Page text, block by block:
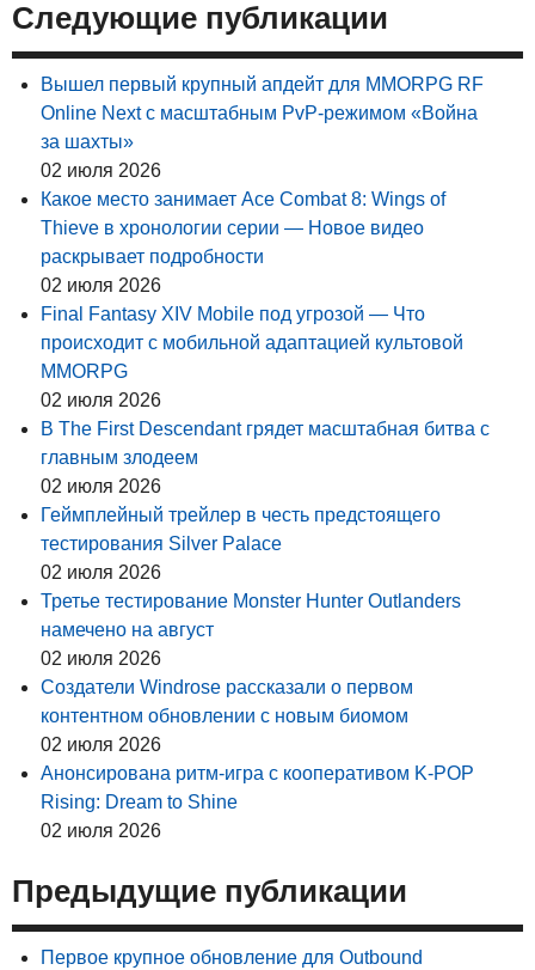
Следующие публикации
Вышел первый крупный апдейт для MMORPG RF
Online Next с масштабным PvP-режимом «Война
за шахты»
02 июля 2026
Какое место занимает Ace Combat 8: Wings of
Thieve в хронологии серии — Новое видео
раскрывает подробности
02 июля 2026
Final Fantasy XIV Mobile под угрозой — Что
происходит с мобильной адаптацией культовой
MMORPG
02 июля 2026
В The First Descendant грядет масштабная битва с
главным злодеем
02 июля 2026
Геймплейный трейлер в честь предстоящего
тестирования Silver Palace
02 июля 2026
Третье тестирование Monster Hunter Outlanders
намечено на август
02 июля 2026
Создатели Windrose рассказали о первом
контентном обновлении с новым биомом
02 июля 2026
Анонсирована ритм-игра с кооперативом K-POP
Rising: Dream to Shine
02 июля 2026
Предыдущие публикации
Первое крупное обновление для Outbound